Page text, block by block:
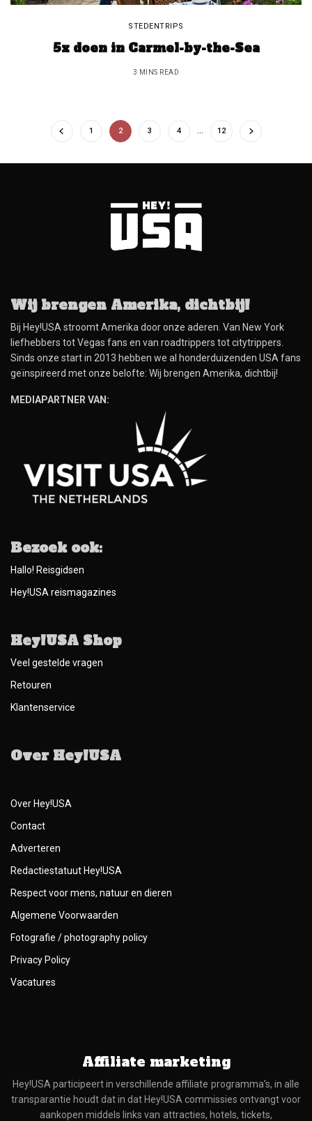
STEDENTRIPS
5x doen in Carmel-by-the-Sea
3 MINS READ
1 2 3 4 … 12
Wij brengen Amerika, dichtbij!
Bij Hey!USA stroomt Amerika door onze aderen. Van New York
liefhebbers tot Vegas fans en van roadtrippers tot citytrippers.
Sinds onze start in 2013 hebben we al honderduizenden USA fans
geïnspireerd met onze belofte: Wij brengen Amerika, dichtbij!
MEDIAPARTNER VAN:
Bezoek ook:
Hallo! Reisgidsen
Hey!USA reismagazines
Hey!USA Shop
Veel gestelde vragen
Retouren
Klantenservice
Over Hey!USA
Over Hey!USA
Contact
Adverteren
Redactiestatuut Hey!USA
Respect voor mens, natuur en dieren
Algemene Voorwaarden
Fotografie / photography policy
Privacy Policy
Vacatures
Affiliate marketing
Hey!USA participeert in verschillende affiliate programma’s, in alle
transparantie houdt dat in dat Hey!USA commissies ontvangt voor
aankopen middels links van attracties, hotels, tickets,